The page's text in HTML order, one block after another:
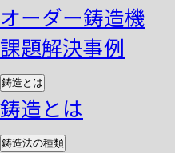
オーダー鋳造機
課題解決事例
鋳造とは
鋳造とは
鋳造法の種類
見積書を発
step
4
弊社まで発